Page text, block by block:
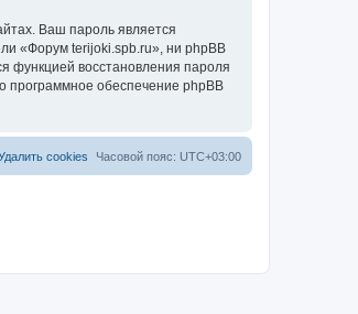
Ваш пароль является
«Форум terijoki.spb.ru», ни phpBB
функцией восстановления пароля
программное обеспечение phpBB
Часовой пояс: UTC+03:00
cookies